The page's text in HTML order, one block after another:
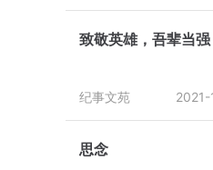
致敬英雄，吾辈当强
纪事文苑
思念